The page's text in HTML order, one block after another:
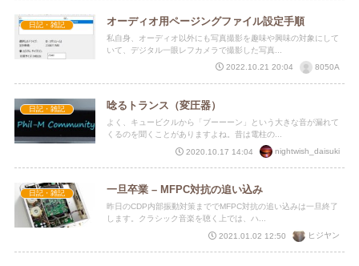
日記・雑記 オーディオ用ページングファイル設定手順
私自身、オーディオ以外にも写真撮影を趣味や興味の対象にして
いて、デジタル一眼レフカメラで撮影した写真...
2022.10.21 20:04
8050A
日記・雑記 唸るトランス（変圧器）
よく、キュービクルから「ブーーーン」という大きな音が漏れて
くるのを聞くことがありますよね。昔は電柱の...
2020.10.17 14:04
nightwish_daisuki
日記・雑記 一旦卒業 – MFPC対抗の追い込み
昨日のCDP内部振動対策まででMFPC対抗の追い込みは一旦終了
します。クラシック音楽を聴く上では、ハ...
2021.01.02 12:50
ヒジヤン